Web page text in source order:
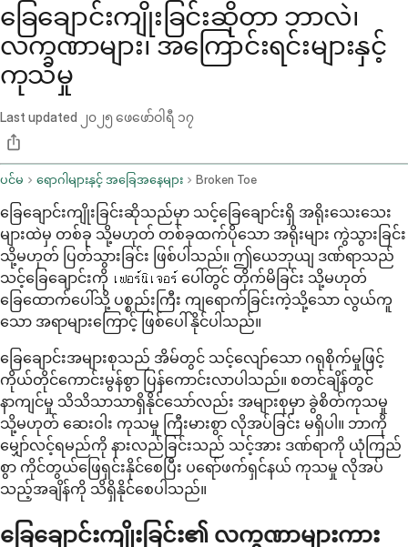
ခြေချောင်းကျိုးခြင်းဆိုတာ ဘာလဲ၊
လက္ခဏာများ၊ အကြောင်းရင်းများနှင့်
ကုသမှု
Last updated ၂၀၂၅ ဖေဖော်ဝါရီ ၁၇
ပင်မ ရောဂါများနှင့် အခြေအနေများ Broken Toe
ခြေချောင်းကျိုးခြင်းဆိုသည်မှာ သင့်ခြေချောင်းရှိ အရိုးသေးသေး
များထဲမှ တစ်ခု သို့မဟုတ် တစ်ခုထက်ပိုသော အရိုးများ ကွဲသွားခြင်း
သို့မဟုတ် ပြတ်သွားခြင်း ဖြစ်ပါသည်။ ဤယေဘုယျ ဒဏ်ရာသည်
သင့်ခြေချောင်းကို เฟอร์นิเจอร์ ပေါ်တွင် တိုက်မိခြင်း သို့မဟုတ်
ခြေထောက်ပေါ်သို့ ပစ္စည်းကြီး ကျရောက်ခြင်းကဲ့သို့သော လွယ်ကူ
သော အရာများကြောင့် ဖြစ်ပေါ်နိုင်ပါသည်။
ခြေချောင်းအများစုသည် အိမ်တွင် သင့်လျော်သော ဂရုစိုက်မှုဖြင့်
ကိုယ်တိုင်ကောင်းမွန်စွာ ပြန်ကောင်းလာပါသည်။ စတင်ချိန်တွင်
နာကျင်မှု သိသိသာသာရှိနိုင်သော်လည်း အများစုမှာ ခွဲစိတ်ကုသမှု
သို့မဟုတ် ဆေးဝါး ကုသမှု ကြီးမားစွာ လိုအပ်ခြင်း မရှိပါ။ ဘာကို
မျှော်လင့်ရမည်ကို နားလည်ခြင်းသည် သင့်အား ဒဏ်ရာကို ယုံကြည်
စွာ ကိုင်တွယ်ဖြေရှင်းနိုင်စေပြီး ပရော်ဖက်ရှင်နယ် ကုသမှု လိုအပ်
သည့်အချိန်ကို သိရှိနိုင်စေပါသည်။
ခြေချောင်းကျိုးခြင်း၏ လက္ခဏာများကား